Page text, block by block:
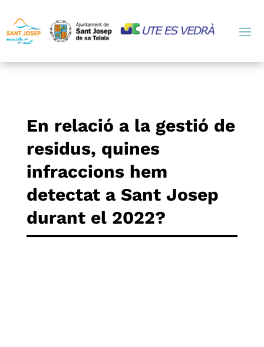
En relació a la gestió de
residus, quines
infraccions hem
detectat a Sant Josep
durant el 2022?